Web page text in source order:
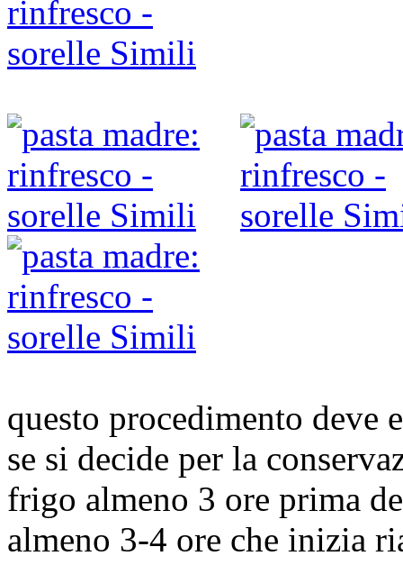
questo procedimento deve
se si decide per la
frigo almeno 3 ore prima
almeno 3-4 ore che inizia